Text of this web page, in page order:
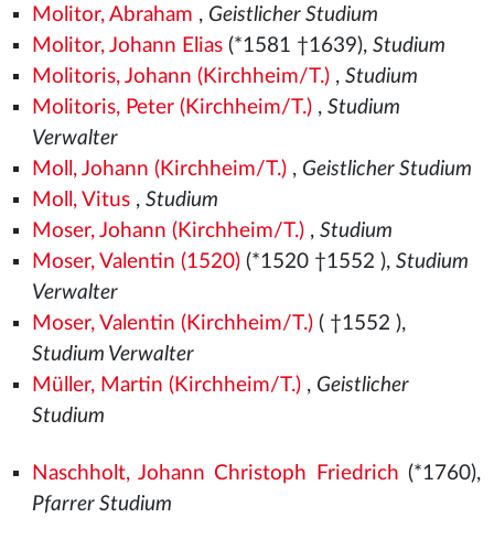
Molitor, Abraham , Geistlicher Studium
Molitor, Johann Elias(*1581 †1639), Studium
Molitoris, Johann (Kirchheim/T.), Studium
Molitoris, Peter (Kirchheim/T.), Studium
Verwalter
Moll, Johann (Kirchheim/T.), Geistlicher Studium
Moll, Vitus, Studium
Moser, Johann (Kirchheim/T.), Studium
Moser, Valentin (1520)(*1520 †1552 ), Studium
Verwalter
Moser, Valentin (Kirchheim/T.)( †1552 ),
Studium Verwalter
Müller, Martin (Kirchheim/T.), Geistlicher
Studium
Naschholt, Johann Christoph Friedrich (*1760),
Pfarrer Studium